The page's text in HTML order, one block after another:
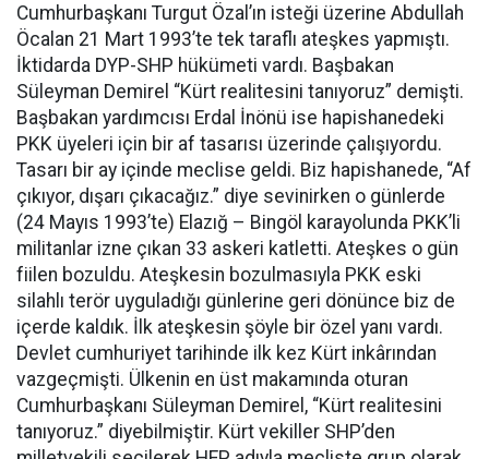
Cumhurbaşkanı Turgut Özal’ın isteği üzerine Abdullah
Öcalan 21 Mart 1993’te tek taraflı ateşkes yapmıştı.
İktidarda DYP-SHP hükümeti vardı. Başbakan
Süleyman Demirel “Kürt realitesini tanıyoruz” demişti.
Başbakan yardımcısı Erdal İnönü ise hapishanedeki
PKK üyeleri için bir af tasarısı üzerinde çalışıyordu.
Tasarı bir ay içinde meclise geldi. Biz hapishanede, “Af
çıkıyor, dışarı çıkacağız.” diye sevinirken o günlerde
(24 Mayıs 1993’te) Elazığ – Bingöl karayolunda PKK’li
militanlar izne çıkan 33 askeri katletti. Ateşkes o gün
fiilen bozuldu. Ateşkesin bozulmasıyla PKK eski
silahlı terör uyguladığı günlerine geri dönünce biz de
içerde kaldık. İlk ateşkesin şöyle bir özel yanı vardı.
Devlet cumhuriyet tarihinde ilk kez Kürt inkârından
vazgeçmişti. Ülkenin en üst makamında oturan
Cumhurbaşkanı Süleyman Demirel, “Kürt realitesini
tanıyoruz.” diyebilmiştir. Kürt vekiller SHP’den